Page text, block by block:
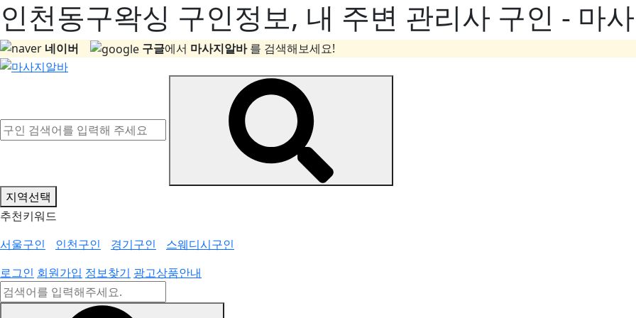
인천동구왁싱 구인정보, 내 주변 관리사 구인 - 마
네이버 구글에서 마사지알바를 검색해보세요!
지역선택
추천키워드
서울구인
인천구인 경기구인
스웨디시구인
로그인 회원가입 정보찾기 광고상품안내